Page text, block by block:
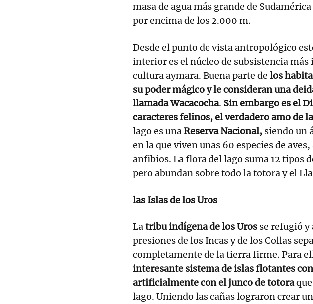
masa de agua más grande de
por encima de los 2.000 m.
Desde el punto de vista antropológico
interior es el núcleo de subsistencia más
cultura aymara. Buena parte de los
su poder mágico y le consideran una
llamada Wacacocha. Sin embargo es el
caracteres felinos, el verdadero amo de
lago es una Reserva Nacional, siendo un
en la que viven unas 60 especies de aves,
anfibios. La flora del lago suma 12 tipos
pero abundan sobre todo la totora y el
las Islas de los Uros
La tribu indígena de los Uros se refugió y
presiones de los Incas y de los Collas
completamente de la tierra firme. Para
interesante sistema de islas flotantes
artificialmente con el junco de totoraque
lago. Uniendo las cañas lograron crear